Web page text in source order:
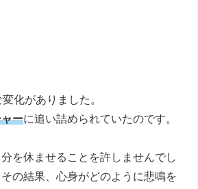
化がありました。
ーに追い詰められていたのです。
を休ませることを許しませんでし
の結果、心身がどのように悲鳴を